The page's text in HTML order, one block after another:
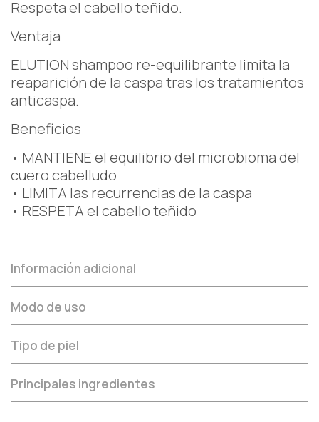
Respeta el cabello teñido.
Ventaja
ELUTION shampoo re-equilibrante limita la
reaparición de la caspa tras los tratamientos
anticaspa.
Beneficios
• MANTIENE el equilibrio del microbioma del
cuero cabelludo
• LIMITA las recurrencias de la caspa
• RESPETA el cabello teñido
Información adicional
Modo de uso
Tipo de piel
Principales ingredientes